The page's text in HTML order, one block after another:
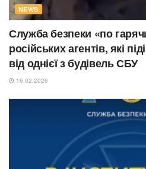
NEWS
Служба безпеки «по
російських агентів, які
від однієї з будівель СБУ
16.02.2026